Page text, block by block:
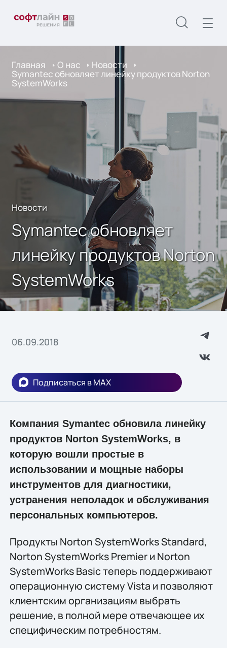
Главная О нас Новости
Symantec обновляет линейку продуктов Norton
SystemWorks
Новости
Symantec обновляет
линейку продуктов Norton
SystemWorks
06.09.2018
Подписаться в MAX
Компания Symantec обновила линейку
продуктов Norton SystemWorks, в
которую вошли простые в
использовании и мощные наборы
инструментов для диагностики,
устранения неполадок и обслуживания
персональных компьютеров.
Продукты Norton SystemWorks Standard,
Norton SystemWorks Premier и Norton
SystemWorks Basic теперь поддерживают
операционную систему Vista и позволяют
клиентским организациям выбрать
решение, в полной мере отвечающее их
специфическим потребностям.